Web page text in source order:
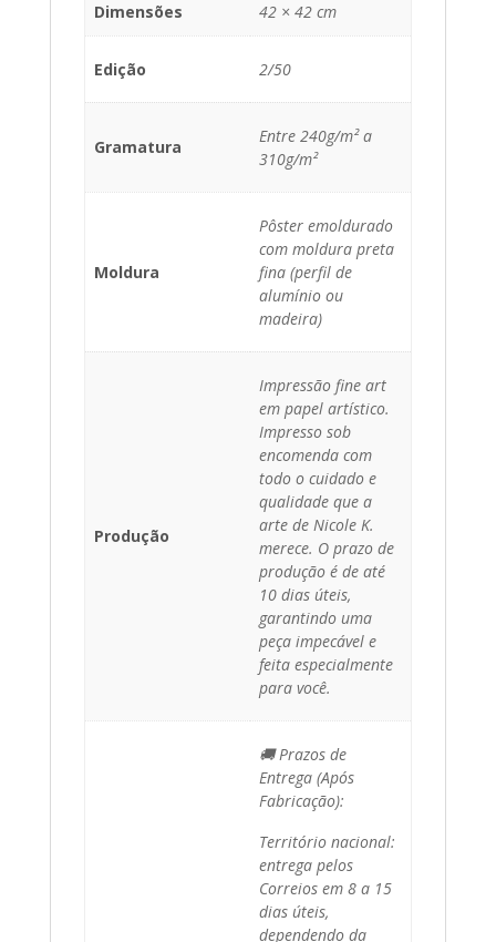
Dimensões 42 × 42 cm
Edição 2/50
Gramatura
Entre 240g/m² a
310g/m²
Moldura
Pôster emoldurado
com moldura preta
fina (perfil de
alumínio ou
madeira)
Produção
Impressão fine art
em papel artístico.
Impresso sob
encomenda com
todo o cuidado e
qualidade que a
arte de Nicole K.
merece. O prazo de
produção é de até
10 dias úteis,
garantindo uma
peça impecável e
feita especialmente
para você.
🚚 Prazos de
Entrega (Após
Fabricação):
Território nacional:
entrega pelos
Correios em 8 a 15
dias úteis,
dependendo da